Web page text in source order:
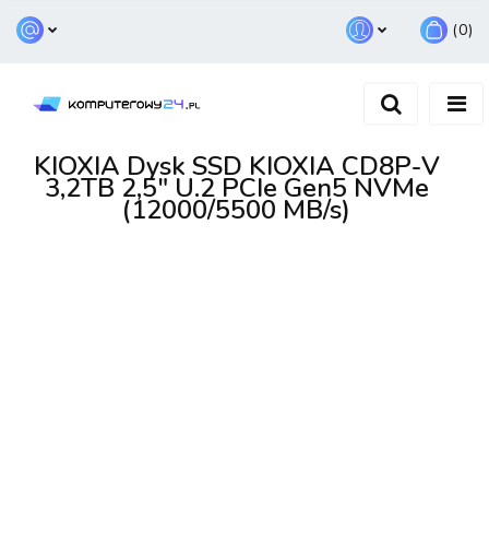
Zarejestruj się
(0)
KIOXIA Dysk SSD KIOXIA CD8P-V
3,2TB 2,5" U.2 PCIe Gen5 NVMe
(12000/5500 MB/s)